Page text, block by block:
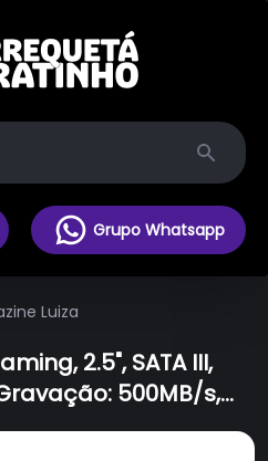
Search
Grupo Whatsapp
Luiza
2.5", SATA III,
500MB/s,